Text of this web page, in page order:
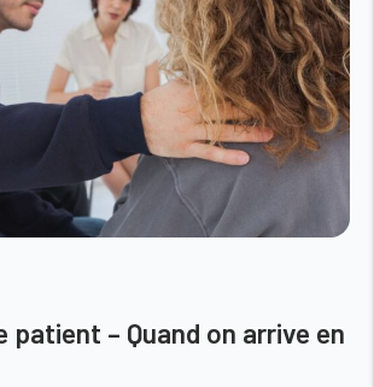
patient – Quand on arrive en